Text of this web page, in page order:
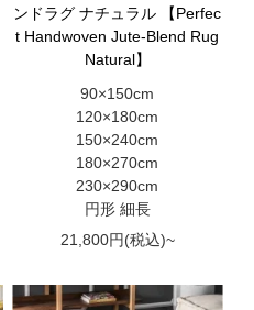
ンドラグ ナチュラル 【Perfec
t Handwoven Jute-Blend Rug
Natural】
90×150cm
120×180cm
150×240cm
180×270cm
230×290cm
円形 細長
21,800円(税込)~